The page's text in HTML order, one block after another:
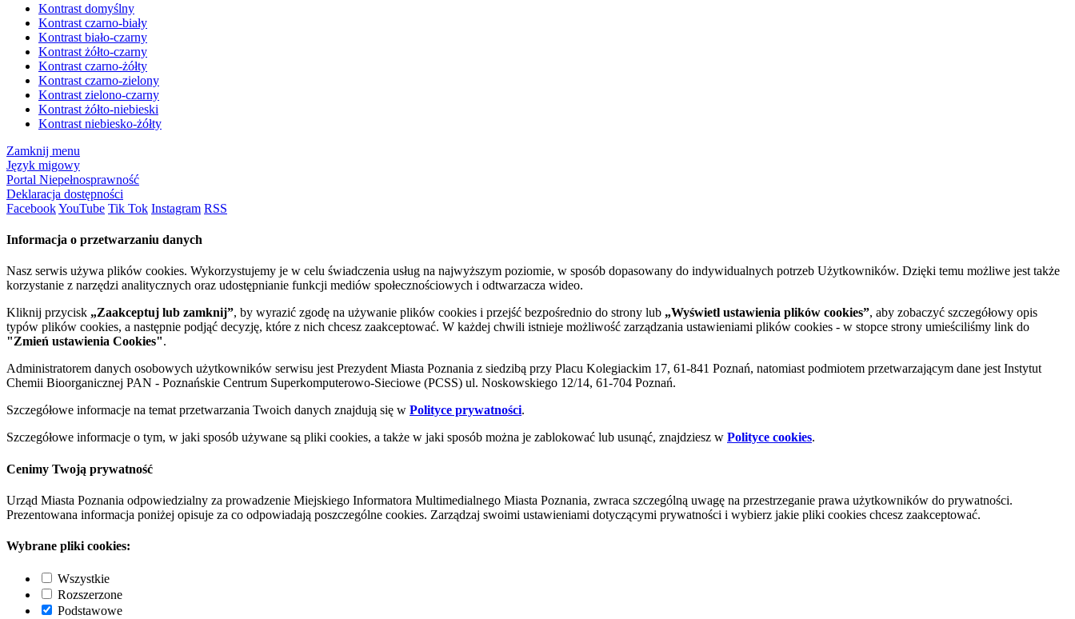
Kontrast domyślny
Kontrast czarno-biały
Kontrast biało-czarny
Kontrast żółto-czarny
Kontrast czarno-żółty
Kontrast czarno-zielony
Kontrast zielono-czarny
Kontrast żółto-niebieski
Kontrast niebiesko-żółty
Zamknij menu
Język migowy
Portal Niepełnosprawność
Deklaracja dostępności
FacebookYouTube Tik Tok Instagram RSS
Informacja o przetwarzaniu danych
Nasz serwis używa plików cookies. Wykorzystujemy je w celu świadczenia usług na najwyższym poziomie, w sposób dopasowany do indywidualnych potrzeb Użytkowników. Dzięki temu możliwe jest także
korzystanie z narzędzi analitycznych oraz udostępnianie funkcji mediów społecznościowych i odtwarzacza wideo.
Kliknij przycisk „Zaakceptuj lub zamknij”, by wyrazić zgodę na używanie plików cookies i przejść bezpośrednio do strony lub „Wyświetl ustawienia plików cookies”, aby zobaczyć szczegółowy opis
typów plików cookies, a następnie podjąć decyzję, które z nich chcesz zaakceptować. W każdej chwili istnieje możliwość zarządzania ustawieniami plików cookies - w stopce strony umieściliśmy link do
"Zmień ustawienia Cookies".
Administratorem danych osobowych użytkowników serwisu jest Prezydent Miasta Poznania z siedzibą przy Placu Kolegiackim 17, 61-841 Poznań, natomiast podmiotem przetwarzającym dane jest Instytut
Chemii Bioorganicznej PAN - Poznańskie Centrum Superkomputerowo-Sieciowe (PCSS) ul. Noskowskiego 12/14, 61-704 Poznań.
Szczegółowe informacje na temat przetwarzania Twoich danych znajdują się w Polityce prywatności.
Szczegółowe informacje o tym, w jaki sposób używane są pliki cookies, a także w jaki sposób można je zablokować lub usunąć, znajdziesz w Polityce cookies.
Cenimy Twoją prywatność
Urząd Miasta Poznania odpowiedzialny za prowadzenie Miejskiego Informatora Multimedialnego Miasta Poznania, zwraca szczególną uwagę na przestrzeganie prawa użytkowników do prywatności.
Prezentowana informacja poniżej opisuje za co odpowiadają poszczególne cookies. Zarządzaj swoimi ustawieniami dotyczącymi prywatności i wybierz jakie pliki cookies chcesz zaakceptować.
Wybrane pliki cookies:
Wszystkie
Rozszerzone
Podstawowe